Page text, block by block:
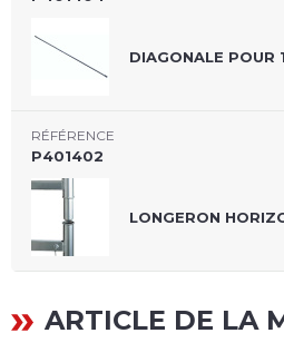
DIAGONALE POUR
RÉFÉRENCE
P401402
LONGERON
ARTICLE DE LA